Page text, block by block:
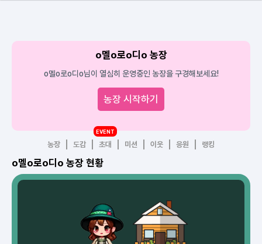
o멜o로o디o 농장
o멜o로o디o님이 열심히 운영중인 농장을 구경해보세요!
농장 시작하기
농장 도감 초대
EVENT
미션 이웃 응원 랭킹
o멜o로o디o 농장 현황